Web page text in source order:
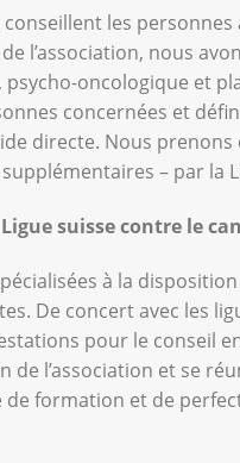
les
l’association, nous
oncologique et
concernées et
directe. Nous
– par la
suisse contre le
à la
De concert avec les
pour le conseil
l’association et se
de formation et de